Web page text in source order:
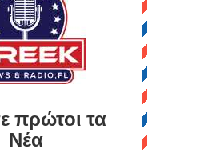
πρώτοι τα
Νέα